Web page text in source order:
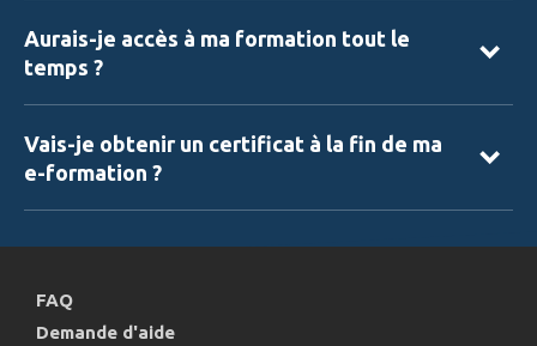
Aurais-je accès à ma formation tout le
temps ?
Vais-je obtenir un certificat à la fin de ma
e-formation ?
FAQ
Demande d'aide